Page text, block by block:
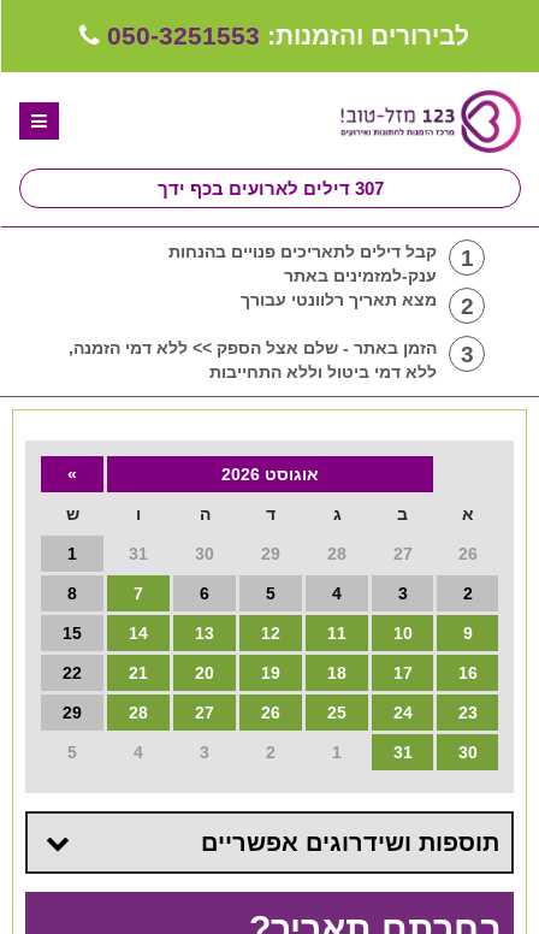
לבירורים והזמנות: 050-3251553
307 דילים לארועים בכף ידך
ספקים לחתונה מומלצים
קבלו ייעוץ בחינם
קבוצת וואטסאפ-ספקים עונים LIVE
שירות אישי בקליק
1
קבל דילים לתאריכים פנויים בהנחות
ענק-למזמינים באתר
2 מצא תאריך רלוונטי עבורך
3
הזמן באתר - שלם אצל הספק >> ללא דמי הזמנה,
ללא דמי ביטול וללא התחייבות
אוגוסט 2026 »
א ב ג ד ה ו ש
26
27
28
29
30
31
1
2
3
4
5
6
7
8
9
10
11
12
13
14
15
16
17
18
19
20
21
22
23
24
25
26
27
28
29
30
31
1
2
3
4
5
תוספות ושידרוגים אפשריים